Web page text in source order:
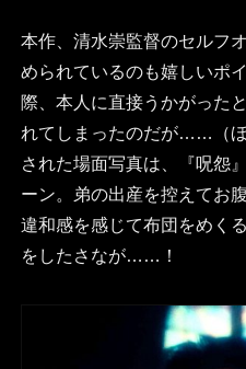
本作、清水崇監督のセルフ
められているのも嬉しいポ
際、本人に直接うかがった
れてしまったのだが……（
された場面写真は、『呪怨
ーン。弟の出産を控えてお
違和感を感じて布団をめく
をしたさなが……！